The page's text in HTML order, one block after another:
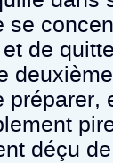
se
de
préparer,
déçu